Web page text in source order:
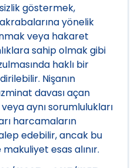
göstermek,
yönelik
veya hakaret
sahip olmak gibi
haklı bir
Nişanın
davası açan
aynı sorumlulukları
harcamaların
edebilir, ancak bu
esas alınır.